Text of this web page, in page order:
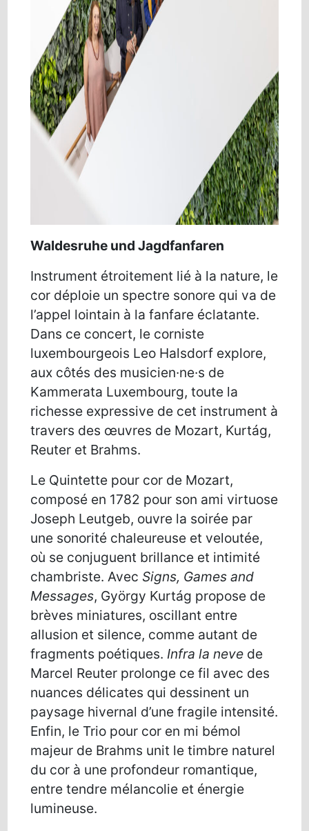
Waldesruhe und Jagdfanfaren
Instrument étroitement lié à la nature, le
cor déploie un spectre sonore qui va de
l’appel lointain à la fanfare éclatante.
Dans ce concert, le corniste
luxembourgeois Leo Halsdorf explore,
aux côtés des musicien·ne·s de
Kammerata Luxembourg, toute la
richesse expressive de cet instrument à
travers des œuvres de Mozart, Kurtág,
Reuter et Brahms.
Le Quintette pour cor de Mozart,
composé en 1782 pour son ami virtuose
Joseph Leutgeb, ouvre la soirée par
une sonorité chaleureuse et veloutée,
où se conjuguent brillance et intimité
chambriste. Avec Signs, Games and
Messages, György Kurtág propose de
brèves miniatures, oscillant entre
allusion et silence, comme autant de
fragments poétiques. Infra la neve de
Marcel Reuter prolonge ce fil avec des
nuances délicates qui dessinent un
paysage hivernal d’une fragile intensité.
Enfin, le Trio pour cor en mi bémol
majeur de Brahms unit le timbre naturel
du cor à une profondeur romantique,
entre tendre mélancolie et énergie
lumineuse.